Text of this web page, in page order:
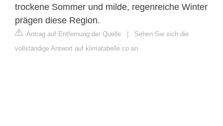
trockene Sommer und milde, regenreiche Winter
prägen diese Region.
Antrag auf Entfernung der Quelle
Sehen Sie sich die
vollständige Antwort auf klimatabelle.co an